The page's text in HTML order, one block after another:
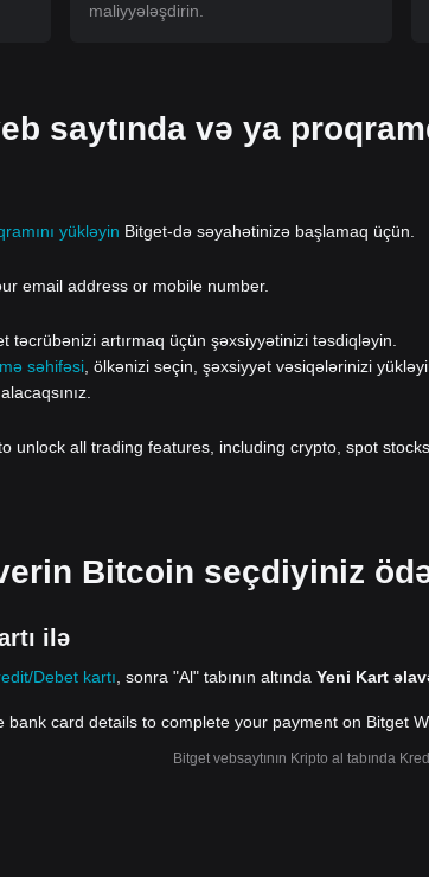
maliyyələşdirin.
saytında və ya
yükləyin Bitget-də səyahətinizə başlamaq üçün.
email address or mobile number.
təcrübənizi artırmaq üçün şəxsiyyətinizi təsdiqləyin.
səhifəsi , ölkənizi seçin, şəxsiyyət vəsiqələrinizi
unlock all trading features, including crypto, spot
Bitcoin seçdiyiniz
ilə
Debet kartı , sonra "Al" tabının altında Yeni Kart
Bitget vebsaytının Kripto al tabında